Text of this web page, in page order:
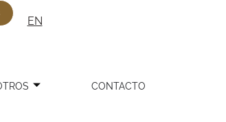
EN
CONTACTO